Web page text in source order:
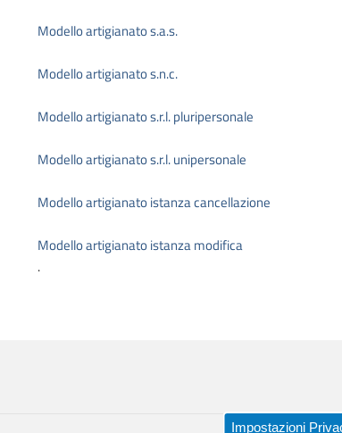
Modello artigianato s.a.s.
Modello artigianato s.n.c.
Modello artigianato s.r.l. pluripersonale
Modello artigianato s.r.l. unipersonale
Modello artigianato istanza cancellazione
Modello artigianato istanza modifica
.
Impostazioni